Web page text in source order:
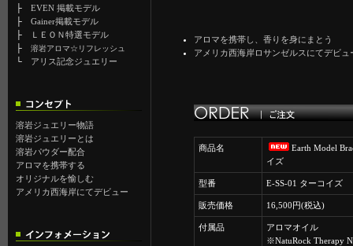
├ EVEN 掲載モデル
├ Gainer掲載モデル
├
ＬＥＯＮ特選モデル
├ 溶岩アロマ☆リフレッシュ
└ アリス記念ジュエリー
溶岩ジュエリー物語
溶岩ジュエリーとは
溶岩パウダー配合
アロマを携帯する
オリジナルを愉しむ
アメリカ西海岸にてデビュー
アロマを携帯し、香りを身にまとう
アメリカ西海岸ロサンゼルスにてデビュ
商品名
Earth Model
イズ
型番 E-SS-01 ターコイズ
販売価格 16,500円(税込)
付属品
アロマオイル
※NatuRock Therapy